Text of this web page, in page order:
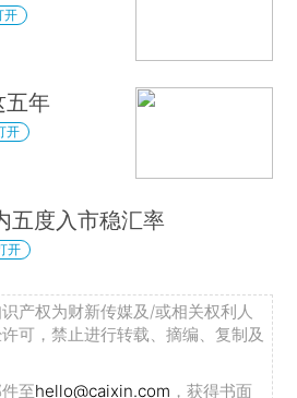
开
五年
开
五度入市稳汇率
开
产权为财新传媒及/或相关权利人
可，禁止进行转载、摘编、复制及
至hello@caixin.com ，获得书面